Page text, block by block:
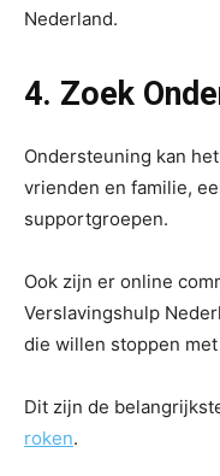
Nederland.
4. Zoek
Ondersteuning kan
vrienden en familie,
supportgroepen.
Ook zijn er online
Verslavingshulp
die willen stoppen
Dit zijn de
roken.